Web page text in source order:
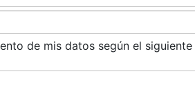
de mis datos según el siguiente